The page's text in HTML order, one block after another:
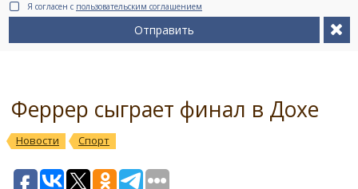
Сервис на немецком
Я согласен с пользовательским соглашением
Отправить
Феррер сыграет финал в Дохе
Новости Спорт